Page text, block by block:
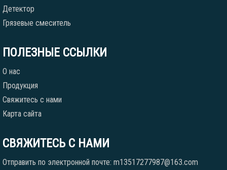
Детектор
Грязевые смеситель
ПОЛЕЗНЫЕ ССЫЛКИ
О нас
Продукция
Свяжитесь с нами
Карта сайта
СВЯЖИТЕСЬ С НАМИ
Отправить по электронной почте: m13517277987@163.com